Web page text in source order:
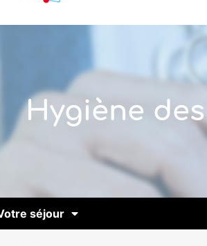
Hygiène
séjour